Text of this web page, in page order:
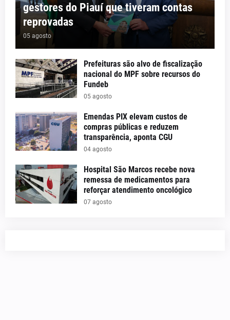
gestores do Piauí que tiveram contas
reprovadas
05 agosto
Prefeituras são alvo de fiscalização
nacional do MPF sobre recursos do
Fundeb
05 agosto
Emendas PIX elevam custos de
compras públicas e reduzem
transparência, aponta CGU
04 agosto
Hospital São Marcos recebe nova
remessa de medicamentos para
reforçar atendimento oncológico
07 agosto